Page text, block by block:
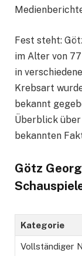
Fest steht:
im Alter von
in
Krebsart
bekannt
Überblick über
bekannten
Götz
Kategorie
Vollständiger